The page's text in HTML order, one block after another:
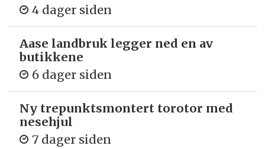
4 dager siden
Aase landbruk legger ned en av
butikkene
6 dager siden
Ny trepunkts­montert torotor med
nesehjul
7 dager siden